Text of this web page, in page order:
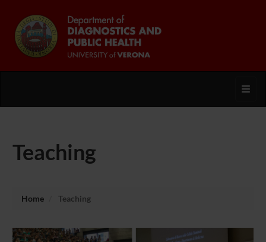
Teaching
Home Teaching